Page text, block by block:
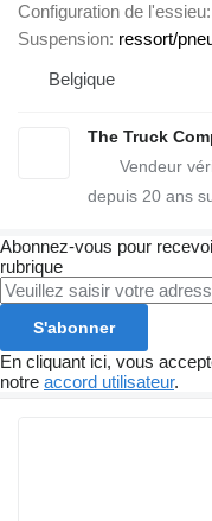
Configuration de l'essieu
Suspension ressort/
Belgique
The Truck
depuis 20 ans
Abonnez-vous pour
rubrique
S'abonner
En cliquant ici, vous
notre accord utilisateur.